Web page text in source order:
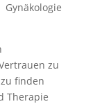
zu
finden
Therapie